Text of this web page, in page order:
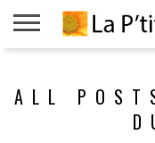
DE
VIVRE
PROPOS
ALL